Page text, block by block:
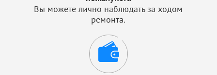
Вы можете лично наблюдать за ходом
ремонта.